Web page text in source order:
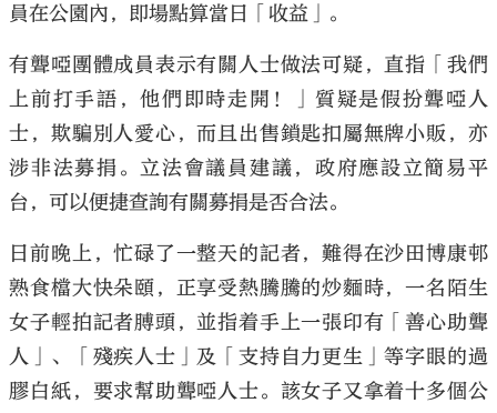
員在公園內，即場點算當日「收益」。
有聾啞團體成員表示有關人士做法可疑，直指「我們
上前打手語，他們即時走開！」質疑是假扮聾啞人
士，欺騙別人愛心，而且出售鎖匙扣屬無牌小販，亦
涉非法募捐。立法會議員建議，政府應設立簡易平
台，可以便捷查詢有關募捐是否合法。
日前晚上，忙碌了一整天的記者，難得在沙田博康邨
熟食檔大快朵頤，正享受熱騰騰的炒麵時，一名陌生
女子輕拍記者膊頭，並指着手上一張印有「善心助聾
人」、「殘疾人士」及「支持自力更生」等字眼的過
膠白紙，要求幫助聾啞人士。該女子又拿着十多個公